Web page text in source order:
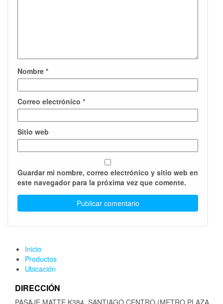
Nombre *
Correo electrónico *
Sitio web
Guardar mi nombre, correo electrónico y sitio web en
este navegador para la próxima vez que comente.
Inicio
Productos
Ubicación
DIRECCIÓN
PASAJE MATTE K384, SANTIAGO CENTRO (METRO PLAZA